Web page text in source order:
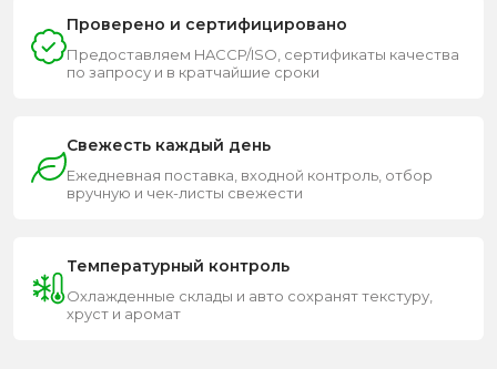
Проверено и сертифицировано
Предоставляем HACCP/ISO, сертификаты качества
по запросу и в кратчайшие сроки
Свежесть каждый день
Ежедневная поставка, входной контроль, отбор
вручную и чек-листы свежести
Температурный контроль
Охлажденные склады и авто сохранят текстуру,
хруст и аромат